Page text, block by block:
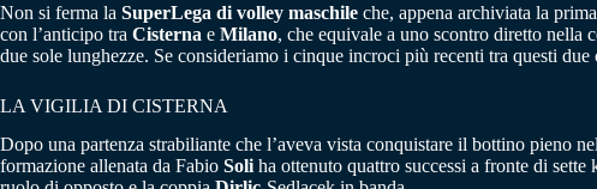
Non si ferma la SuperLega di volley maschile che, appena archiviata la
con l’anticipo tra Cisterna e Milano, che equivale a uno scontro diretto nella
due sole lunghezze. Se consideriamo i cinque incroci più recenti tra questi
LA VIGILIA DI CISTERNA
Dopo una partenza strabiliante che l’aveva vista conquistare il bottino pieno
formazione allenata da Fabio Soliha ottenuto quattro successi a fronte di